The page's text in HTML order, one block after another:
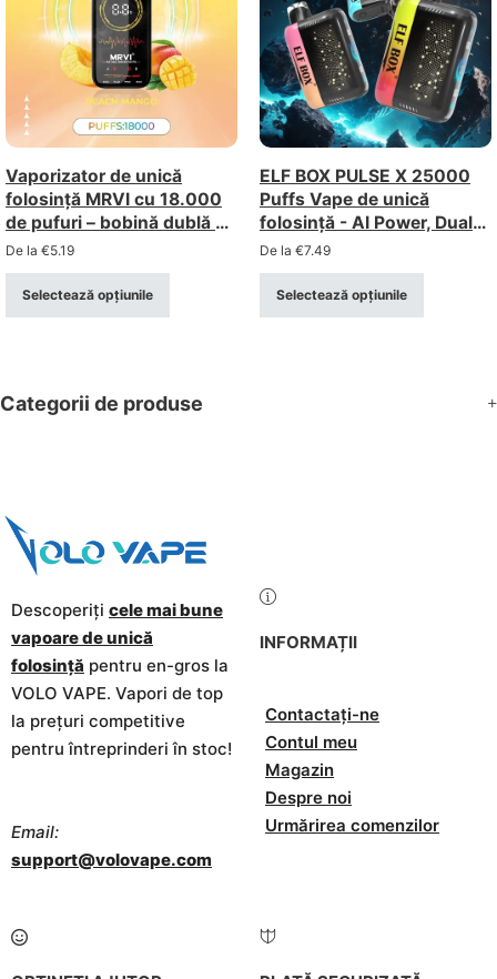
Vaporizator de unică
folosință MRVI cu 18.000
de pufuri – bobină dublă cu
plasă și temperatură
reglabilă (concentrație
2%/5%)
De la €5.19
Selectează opțiunile
ELF BOX PULSE X 25000
Puffs Vape de unică
folosință - AI Power, Dual
Mesh, Afișaj 3D
De la €7.49
Selectează opțiunile
Categorii de produse
Descoperiți cele mai bune
vapoare de unică
folosință pentru en-gros la
VOLO VAPE. Vapori de top
la prețuri competitive
pentru întreprinderi în stoc!
Email:
support@volovape.com
INFORMAȚII
Contactați-ne
Contul meu
Magazin
Despre noi
Urmărirea comenzilor